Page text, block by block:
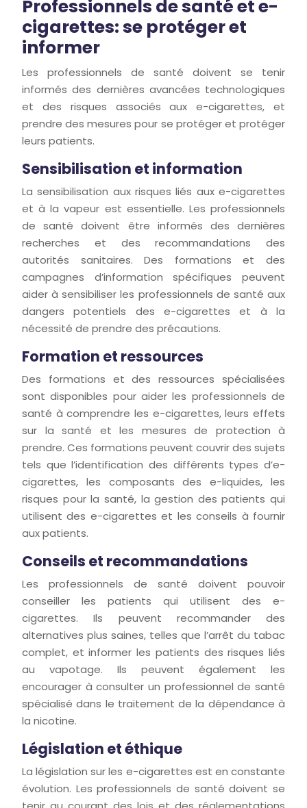
Professionnels de santé et e-
cigarettes: se protéger et
informer
Les professionnels de santé doivent se tenir
informés des dernières avancées technologiques
et des risques associés aux e-cigarettes, et
prendre des mesures pour se protéger et protéger
leurs patients.
Sensibilisation et information
La sensibilisation aux risques liés aux e-cigarettes
et à la vapeur est essentielle. Les professionnels
de santé doivent être informés des dernières
recherches et des recommandations des
autorités sanitaires. Des formations et des
campagnes d’information spécifiques peuvent
aider à sensibiliser les professionnels de santé aux
dangers potentiels des e-cigarettes et à la
nécessité de prendre des précautions.
Formation et ressources
Des formations et des ressources spécialisées
sont disponibles pour aider les professionnels de
santé à comprendre les e-cigarettes, leurs effets
sur la santé et les mesures de protection à
prendre. Ces formations peuvent couvrir des sujets
tels que l’identification des différents types d’e-
cigarettes, les composants des e-liquides, les
risques pour la santé, la gestion des patients qui
utilisent des e-cigarettes et les conseils à fournir
aux patients.
Conseils et recommandations
Les professionnels de santé doivent pouvoir
conseiller les patients qui utilisent des e-
cigarettes. Ils peuvent recommander des
alternatives plus saines, telles que l’arrêt du tabac
complet, et informer les patients des risques liés
au vapotage. Ils peuvent également les
encourager à consulter un professionnel de santé
spécialisé dans le traitement de la dépendance à
la nicotine.
Législation et éthique
La législation sur les e-cigarettes est en constante
évolution. Les professionnels de santé doivent se